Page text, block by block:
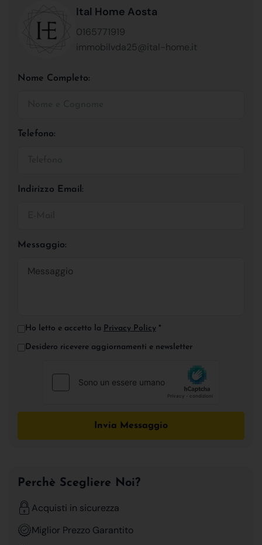
Ital Home Aosta
0165771919
immobilvda25@ital-home.it
Nome Completo:
Telefono:
Indirizzo Email:
Messaggio:
Ho letto e accetto la Privacy Policy *
Desidero ricevere aggiornamenti e newsletter
Invia Messaggio
Perchè Scegliere Noi?
Acquisti in sicurezza
Miglior Prezzo Garantito